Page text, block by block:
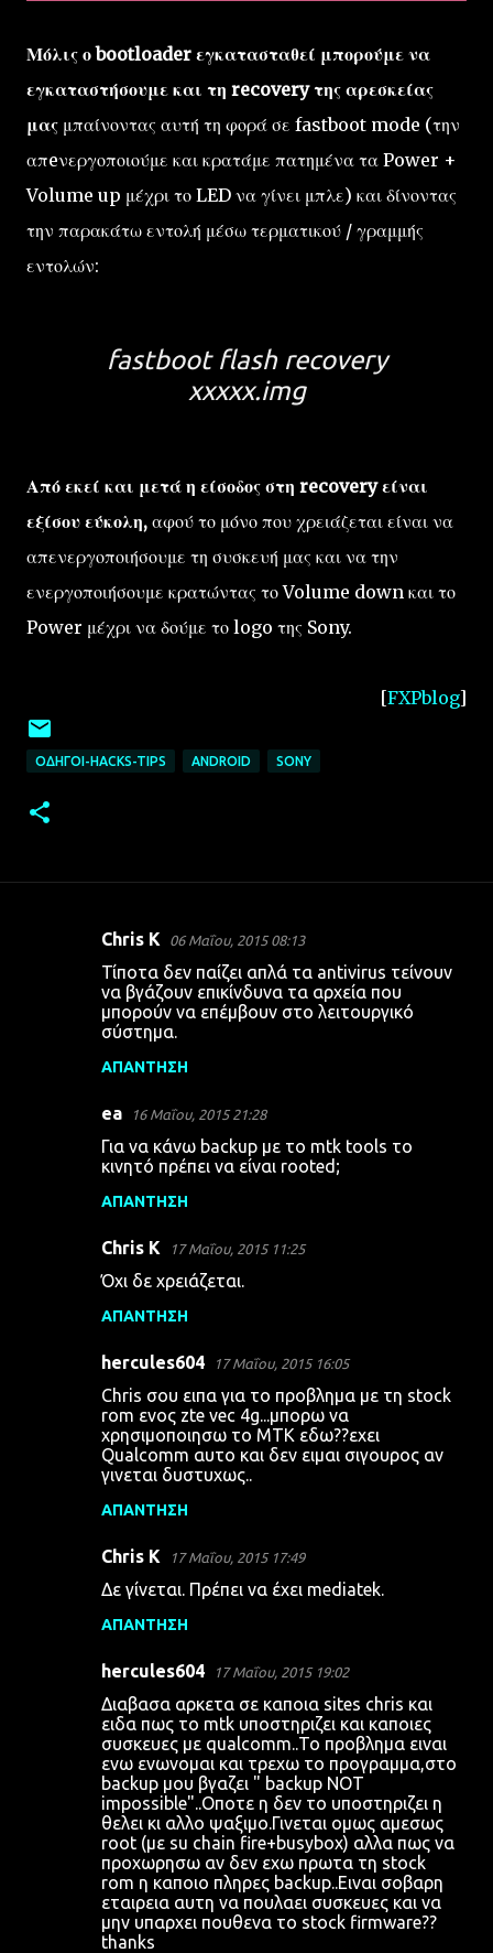
Μόλις ο bootloader εγκατασταθεί μπορούμε να
εγκαταστήσουμε και τη recovery της αρεσκείας
μας μπαίνοντας αυτή τη φορά σε fastboot mode (την
απeνεργοποιούμε και κρατάμε πατημένα τα Power +
Volume up μέχρι το LED να γίνει μπλε) και δίνοντας
την παρακάτω εντολή μέσω τερματικού / γραμμής
εντολών:
fastboot flash recovery
xxxxx.img
Από εκεί και μετά η είσοδος στη recovery είναι
εξίσου εύκολη, αφού το μόνο που χρειάζεται είναι να
απενεργοποιήσουμε τη συσκευή μας και να την
ενεργοποιήσουμε κρατώντας το Volume down και το
Power μέχρι να δούμε το logo της Sony.
[FXPblog]
ΟΔΗΓΟΊ-HACKS-TIPS ANDROID SONY
Chris K 06 Μαΐου, 2015 08:13
Τίποτα δεν παίζει απλά τα antivirus τείνουν
να βγάζουν επικίνδυνα τα αρχεία που
μπορούν να επέμβουν στο λειτουργικό
σύστημα.
ΑΠΆΝΤΗΣΗ
ea 16 Μαΐου, 2015 21:28
Για να κάνω backup με το mtk tools το
κινητό πρέπει να είναι rooted;
ΑΠΆΝΤΗΣΗ
Chris K 17 Μαΐου, 2015 11:25
Όχι δε χρειάζεται.
ΑΠΆΝΤΗΣΗ
hercules604 17 Μαΐου, 2015 16:05
Chris σου ειπα για το προβλημα με τη stock
rom ενος zte vec 4g...μπορω να
χρησιμοποιησω το MTK εδω??εχει
Qualcomm αυτο και δεν ειμαι σιγουρος αν
γινεται δυστυχως..
ΑΠΆΝΤΗΣΗ
Chris K 17 Μαΐου, 2015 17:49
Δε γίνεται. Πρέπει να έχει mediatek.
ΑΠΆΝΤΗΣΗ
hercules604 17 Μαΐου, 2015 19:02
Διαβασα αρκετα σε καποια sites chris και
ειδα πως το mtk υποστηριζει και καποιες
συσκευες με qualcomm..Το προβλημα ειναι
ενω ενωνομαι και τρεχω το προγραμμα,στο
backup μου βγαζει " backup NOT
impossible"..Οποτε η δεν το υποστηριζει η
θελει κι αλλο ψαξιμο.Γινεται ομως αμεσως
root (με su chain fire+busybox) αλλα πως να
προχωρησω αν δεν εχω πρωτα τη stock
rom η καποιο πληρες backup..Ειναι σοβαρη
εταιρεια αυτη να πουλαει συσκευες και να
μην υπαρχει πουθενα το stock firmware??
thanks